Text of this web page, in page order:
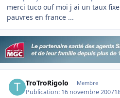
merci tuco ouf moi j ai un taux
pauvres en france ...
TroTroRigolo Membre
Publication: 16 novembre 2007